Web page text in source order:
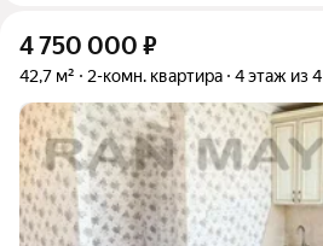
4 750 000 ₽
42,7 м² 2-комн. квартира 4 этаж из 4